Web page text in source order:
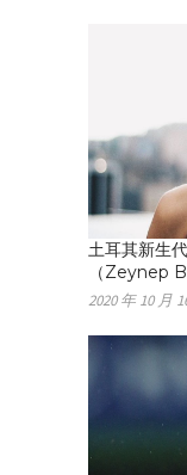
土耳其新生
（Zeynep
2020 年 10 月